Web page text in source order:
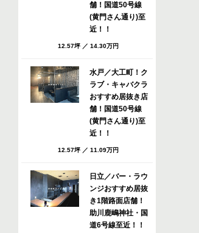
舗！国道50号線
(黄門さん通り)至
近！！
12.57坪 ／ 14.30万円
水戸／大工町！ク
ラブ・キャバクラ
おすすめ居抜き店
舗！国道50号線
(黄門さん通り)至
近！！
12.57坪 ／ 11.09万円
日立／バー・ラウ
ンジおすすめ居抜
き1階路面店舗！
助川鹿嶋神社・国
道6号線至近！！